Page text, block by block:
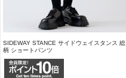
SIDEWAY STANCE サイドウェイスタンス 総
柄 ショートパンツ